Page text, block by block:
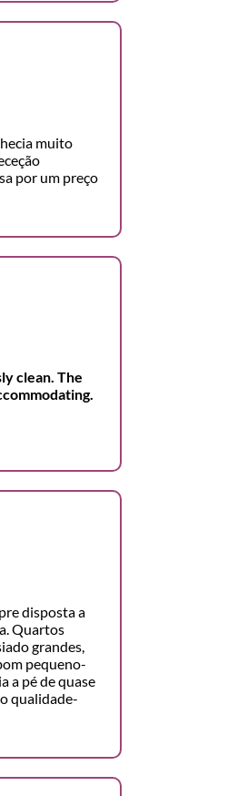
muito
por um preço
clean. The
disposta a
Quartos
grandes,
pequeno-
a pé de quase
qualidade-